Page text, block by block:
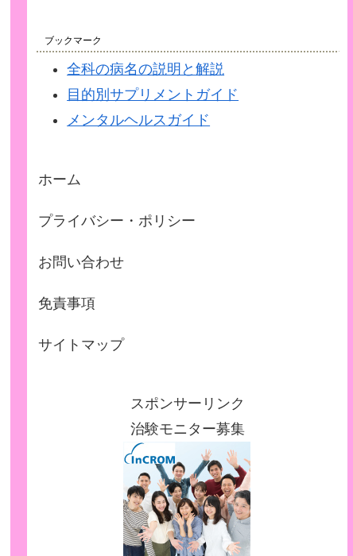
ブックマーク
全科の病名の説明と解説
目的別サプリメントガイド
メンタルヘルスガイド
ホーム
プライバシー・ポリシー
お問い合わせ
免責事項
サイトマップ
スポンサーリンク
治験モニター募集